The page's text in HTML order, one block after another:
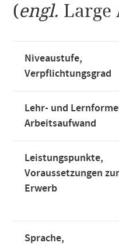
(engl. Large
Niveaustufe,
Verpflichtungsgrad
Lehr- und
Arbeitsaufwand
Leistungspunkte,
Voraussetzungen
Erwerb
Sprache,